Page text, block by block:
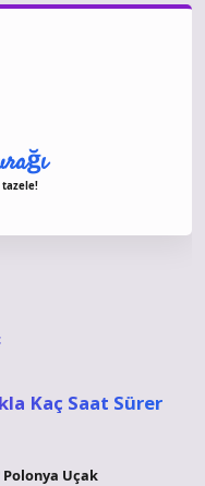
Kaç Saat Sürer
Uçak